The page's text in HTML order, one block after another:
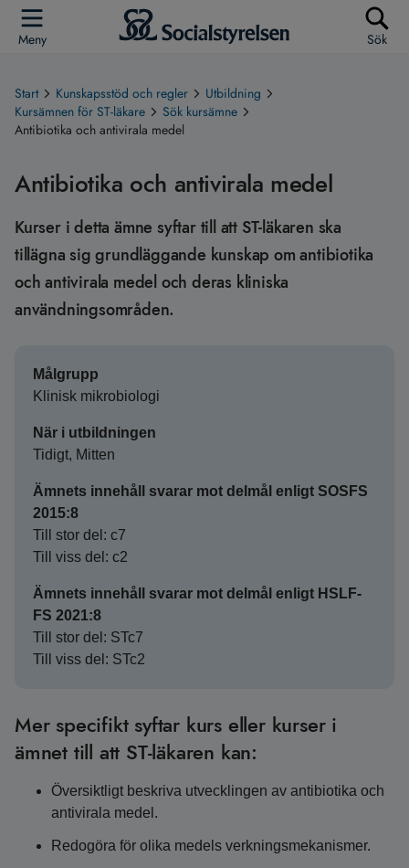
Meny Sök
Start Kunskapsstöd och regler
Utbildning
Kursämnen för ST-läkare
Sök kursämne
Antibiotika och antivirala medel
Antibiotika och antivirala medel
Kurser i detta ämne syftar till att ST-läkaren ska
tillägna sig grundläggande kunskap om antibiotika
och antivirala medel och deras kliniska
användningsområden.
Målgrupp
Klinisk mikrobiologi
När i utbildningen
Tidigt, Mitten
Ämnets innehåll svarar mot delmål enligt SOSFS
2015:8
Till stor del: c7
Till viss del: c2
Ämnets innehåll svarar mot delmål enligt HSLF-
FS 2021:8
Till stor del: STc7
Till viss del: STc2
Mer specifikt syftar kurs eller kurser i
ämnet till att ST-läkaren kan:
Översiktligt beskriva utvecklingen av antibiotika och
antivirala medel.
Redogöra för olika medels verkningsmekanismer.